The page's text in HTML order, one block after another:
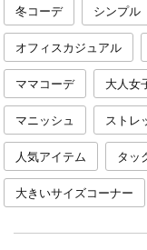
冬コーデ シンプル
オフィスカジュアル
ママコーデ 大人女
マニッシュ ストレ
人気アイテム タッ
大きいサイズコーナー